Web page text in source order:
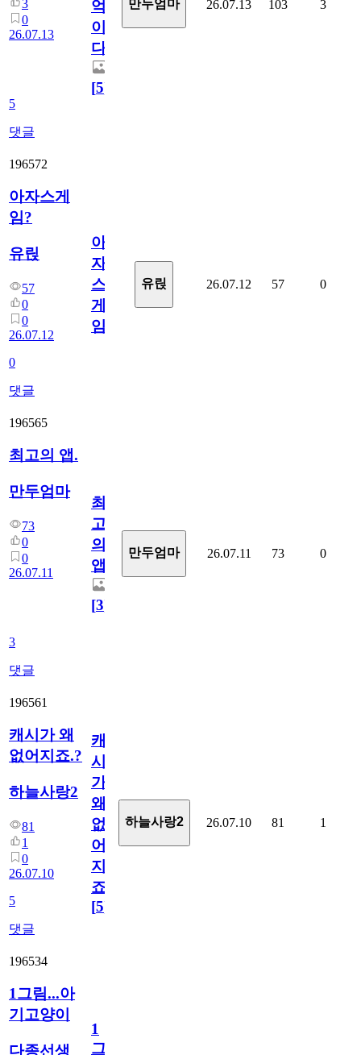
3
0
26.07.13
5
댓글
억
이
다.
[5]
만두엄마 26.07.13 103 3
196572
아자스게
임?
유릱
57
0
0
26.07.12
0
댓글
아
자
스
게
임?
유릱 26.07.12 57 0
196565
최고의 앱.
만두엄마
73
0
0
26.07.11
3
댓글
최
고
의
앱.
[3]
만두엄마 26.07.11 73 0
196561
캐시가 왜
없어지죠.?
하늘사랑2
81
1
0
26.07.10
5
댓글
캐
시
가
왜
없
어
지
죠.?
[5]
하늘사랑2 26.07.10 81 1
196534
1그림...아
기고양이
다종선생
1
그